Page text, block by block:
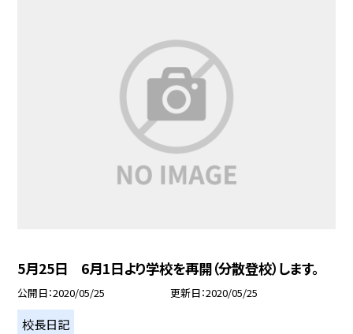
5月25日 6月1日より学校を再開（分散登校）します。
公開日 2020/05/25 更新日 2020/05/25
校長日記